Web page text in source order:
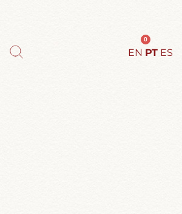
0
EN PT ES